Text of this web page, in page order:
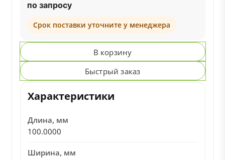
по запросу
Срок поставки уточните у менеджера
В корзину
Быстрый заказ
Характеристики
Длина, мм
100.0000
Ширина, мм